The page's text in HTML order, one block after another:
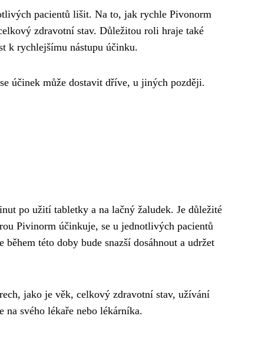
pacientů lišit. Na to, jak rychle Pivonorm
zdravotní stav. Důležitou roli hraje také
k rychlejšímu nástupu účinku.
účinek může dostavit dříve, u jiných později.
po užití tabletky a na lačný žaludek. Je důležité
Pivinorm účinkuje, se u jednotlivých pacientů
této doby bude snazší dosáhnout a udržet
jako je věk, celkový zdravotní stav, užívání
svého lékaře nebo lékárníka.